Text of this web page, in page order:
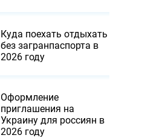
Куда поехать отдыхать
без загранпаспорта в
2026 году
Оформление
приглашения на
Украину для россиян в
2026 году